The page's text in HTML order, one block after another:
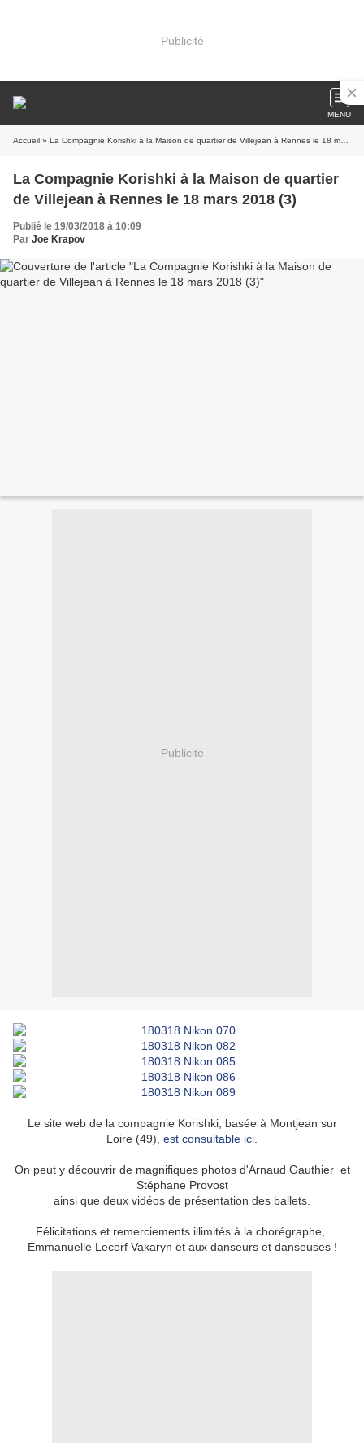
Publicité
MENU
Accueil » La Compagnie Korishki à la Maison de quartier de Villejean à Rennes le 18 mars 2018 (3)
La Compagnie Korishki à la Maison de quartier
de Villejean à Rennes le 18 mars 2018 (3)
Publié le 19/03/2018 à 10:09
Par Joe Krapov
Publicité
Le site web de la compagnie Korishki, basée à Montjean sur
Loire (49) est consultable ici
On peut y découvrir de magnifiques photos d'Arnaud Gauthier et
Stéphane Provost
ainsi que deux vidéos de présentation des ballets.
Félicitations et remerciements illimités à la chorégraphe,
Emmanuelle Lecerf Vakaryn et aux danseurs et danseuses !